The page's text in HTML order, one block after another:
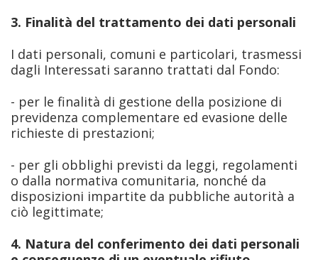
3. Finalità del trattamento dei dati personali
I dati personali, comuni e particolari, trasmessi
dagli Interessati saranno trattati dal Fondo:
- per le finalità di gestione della posizione di
previdenza complementare ed evasione delle
richieste di prestazioni;
- per gli obblighi previsti da leggi, regolamenti
o dalla normativa comunitaria, nonché da
disposizioni impartite da pubbliche autorità a
ciò legittimate;
4. Natura del conferimento dei dati personali